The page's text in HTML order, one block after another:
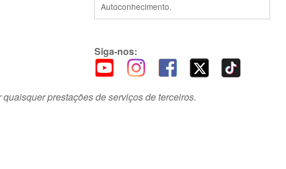
Autoconhecimento.
Siga-nos:
prestações de serviços de terceiros.